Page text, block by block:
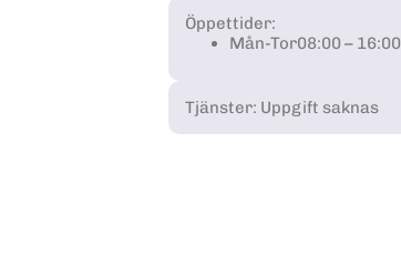
Öppettider:
Mån-Tor08:00 – 16:00
Tjänster: Uppgift saknas